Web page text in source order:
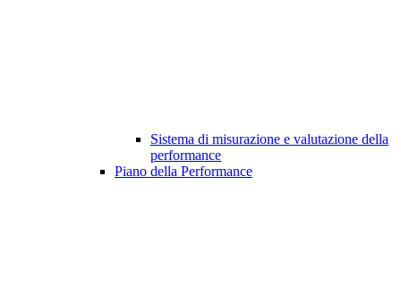
Sistema di misurazione e valutazione della
performance
Piano della Performance